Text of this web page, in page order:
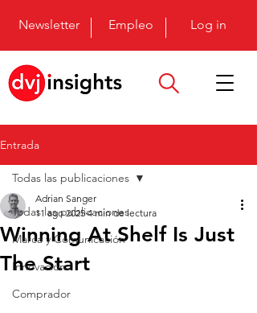
Newsletter Empleo Log in
Entrada
Todas las publicaciones
Marca y Comunicación
Innovación
Comprador
Todas las publicaciones
Winning At Shelf Is Just
The Start
Adrian Sanger
11 ago 2025 4 min de lectura